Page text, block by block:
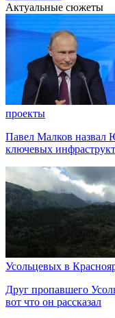
Актуальные сюжеты
проекты
Павел Малков назвал
ключевых
Усольцевых в
Друг пропавшего
вот что он рассказал